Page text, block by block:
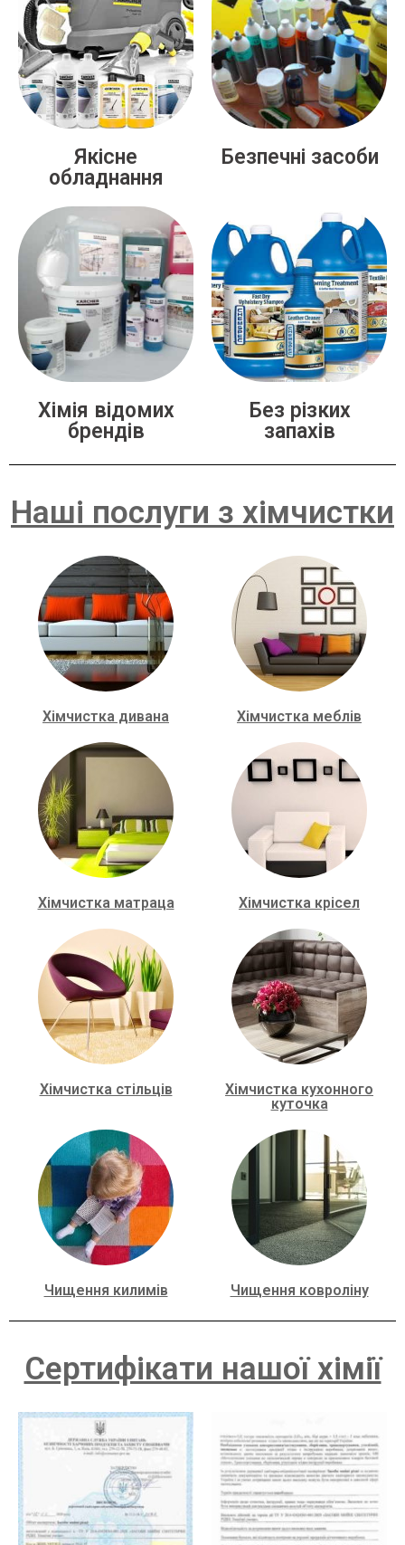
Якісне
обладнання
Безпечні засоби
Хімія відомих
брендів
Без різких
запахів
Наші послуги з хімчистки
Хімчистка дивана Хімчистка меблів
Хімчистка матраца Хімчистка крісел
Хімчистка стільців
Хімчистка кухонного
куточка
Чищення килимів Чищення ковроліну
Сертифікати нашої хімії